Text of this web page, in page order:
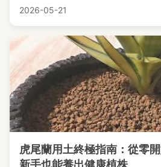
2026-05-21
虎尾蘭用土終極指南：從零
新手也能養出健康植株